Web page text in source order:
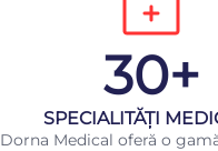
30+
​SPECIALITĂȚI
Dorna Medical oferă o